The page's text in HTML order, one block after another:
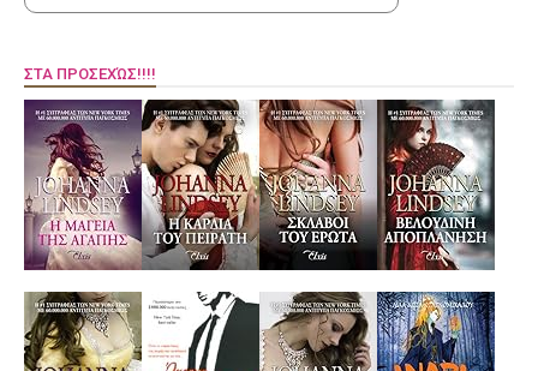
ΣΤΑ ΠΡΟΣΕΧΏΣ!!!!